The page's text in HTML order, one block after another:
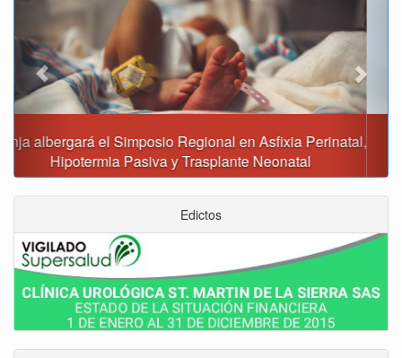
Reporte del tiempo en Boyacá para el sábado
Edictos